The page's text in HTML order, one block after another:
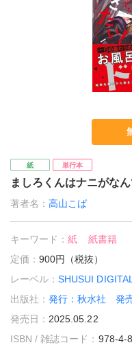
紙 単行本
ましろくんはナニがな
著者名：高山こば
キーワード：紙
紙書籍
定価：900円（税抜）
レーベル：SHUSUI
出版社：発行：秋水社 発
発売日： 2025.05.22
ISBN / 雑誌コード： 978-4-